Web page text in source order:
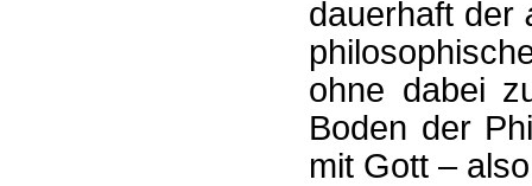
dauerhaft der
ohne dabei
Boden der
mit Gott –